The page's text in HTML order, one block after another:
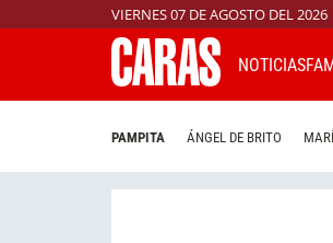
VIERNES 07 DE AGOSTO DEL 2026
NOTICIAS
PAMPITA ÁNGEL DE BRITO